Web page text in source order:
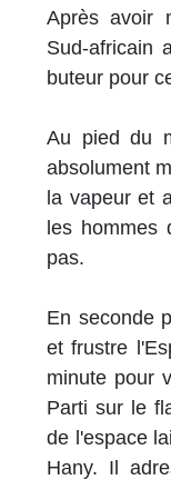
Après avoir
Sud-africain
buteur pour
Au pied du
absolument
la vapeur et
les hommes
pas.
En seconde
et frustre
minute pour
Parti sur le
de l'espace
Hany. Il